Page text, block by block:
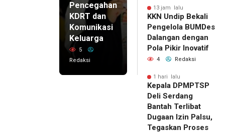
Pencegahan
KDRT dan
Komunikasi
Keluarga
5
Redaksi
13 jam lalu
KKN Undip Bekali
Pengelola BUMDes
Dalangan dengan
Pola Pikir Inovatif
4 Redaksi
1 hari lalu
Kepala DPMPTSP
Deli Serdang
Bantah Terlibat
Dugaan Izin Palsu,
Tegaskan Proses